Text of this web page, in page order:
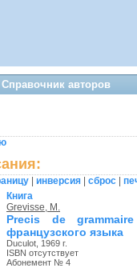
авторов
инверсия сброс
Книга
Grevisse, M.
Precis de
французского языка
Duculot, 1969 г.
ISBN отсутствует
Абонемент № 4